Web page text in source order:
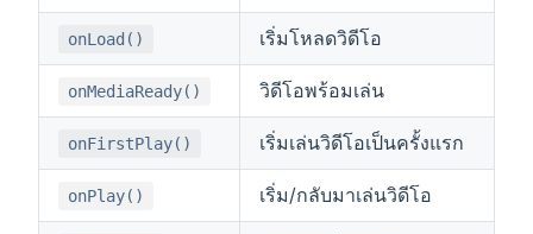
onLoad() เริ่มโหลดวิดีโอ
onMediaReady() วิดีโอพร้อมเล่น
onFirstPlay() เริ่มเล่นวิดีโอเป็นครั้งแรก
onPlay() เริ่ม/กลับมาเล่นวิดีโอ